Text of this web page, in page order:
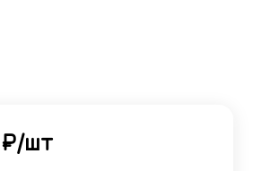
шт